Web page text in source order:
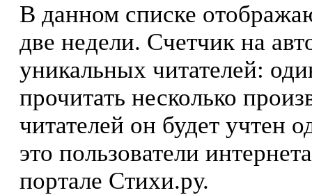
В данном списке
две недели. Счетчик на
уникальных читателей:
прочитать несколько
читателей он будет учтен
это пользователи
портале Стихи.ру.